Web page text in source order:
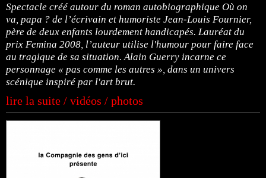
Spectacle créé autour du roman autobiographique Où on
va, papa ? de l’écrivain et humoriste Jean-Louis Fournier,
père de deux enfants lourdement handicapés. Lauréat du
prix Femina 2008, l’auteur utilise l'humour pour faire face
au tragique de sa situation. Alain Guerry incarne ce
personnage « pas comme les autres », dans un univers
scénique inspiré par l'art brut.
lire la suite / vidéos / photos